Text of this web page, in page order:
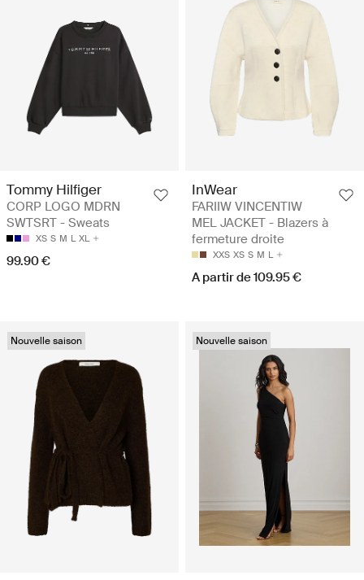
Tommy Hilfiger
CORP LOGO MDRN
SWTSRT - Sweats
XS S M L XL
99.90 €
InWear
FARIIW VINCENTIW
MEL JACKET - Blazers à
fermeture droite
XXS XS S M L
A partir de 109.95 €
Nouvelle saison Nouvelle saison